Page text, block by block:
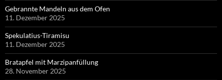
Gebrannte Mandeln aus dem Ofen
11. Dezember 2025
Spekulatius-Tiramisu
11. Dezember 2025
Bratapfel mit Marzipanfüllung
28. November 2025